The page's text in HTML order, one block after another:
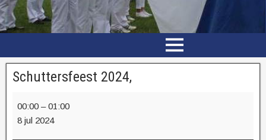
Schuttersfeest 2024,
00:00 –01:00
8 jul 2024